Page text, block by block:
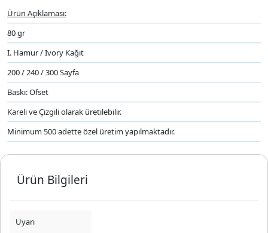
Ürün Açıklaması:
80 gr
I. Hamur / Ivory Kağıt
200 / 240 / 300 Sayfa
Baskı: Ofset
Kareli ve Çizgili olarak üretilebilir.
Minimum 500 adette özel üretim yapılmaktadır.
Ürün Bilgileri
Uyarı